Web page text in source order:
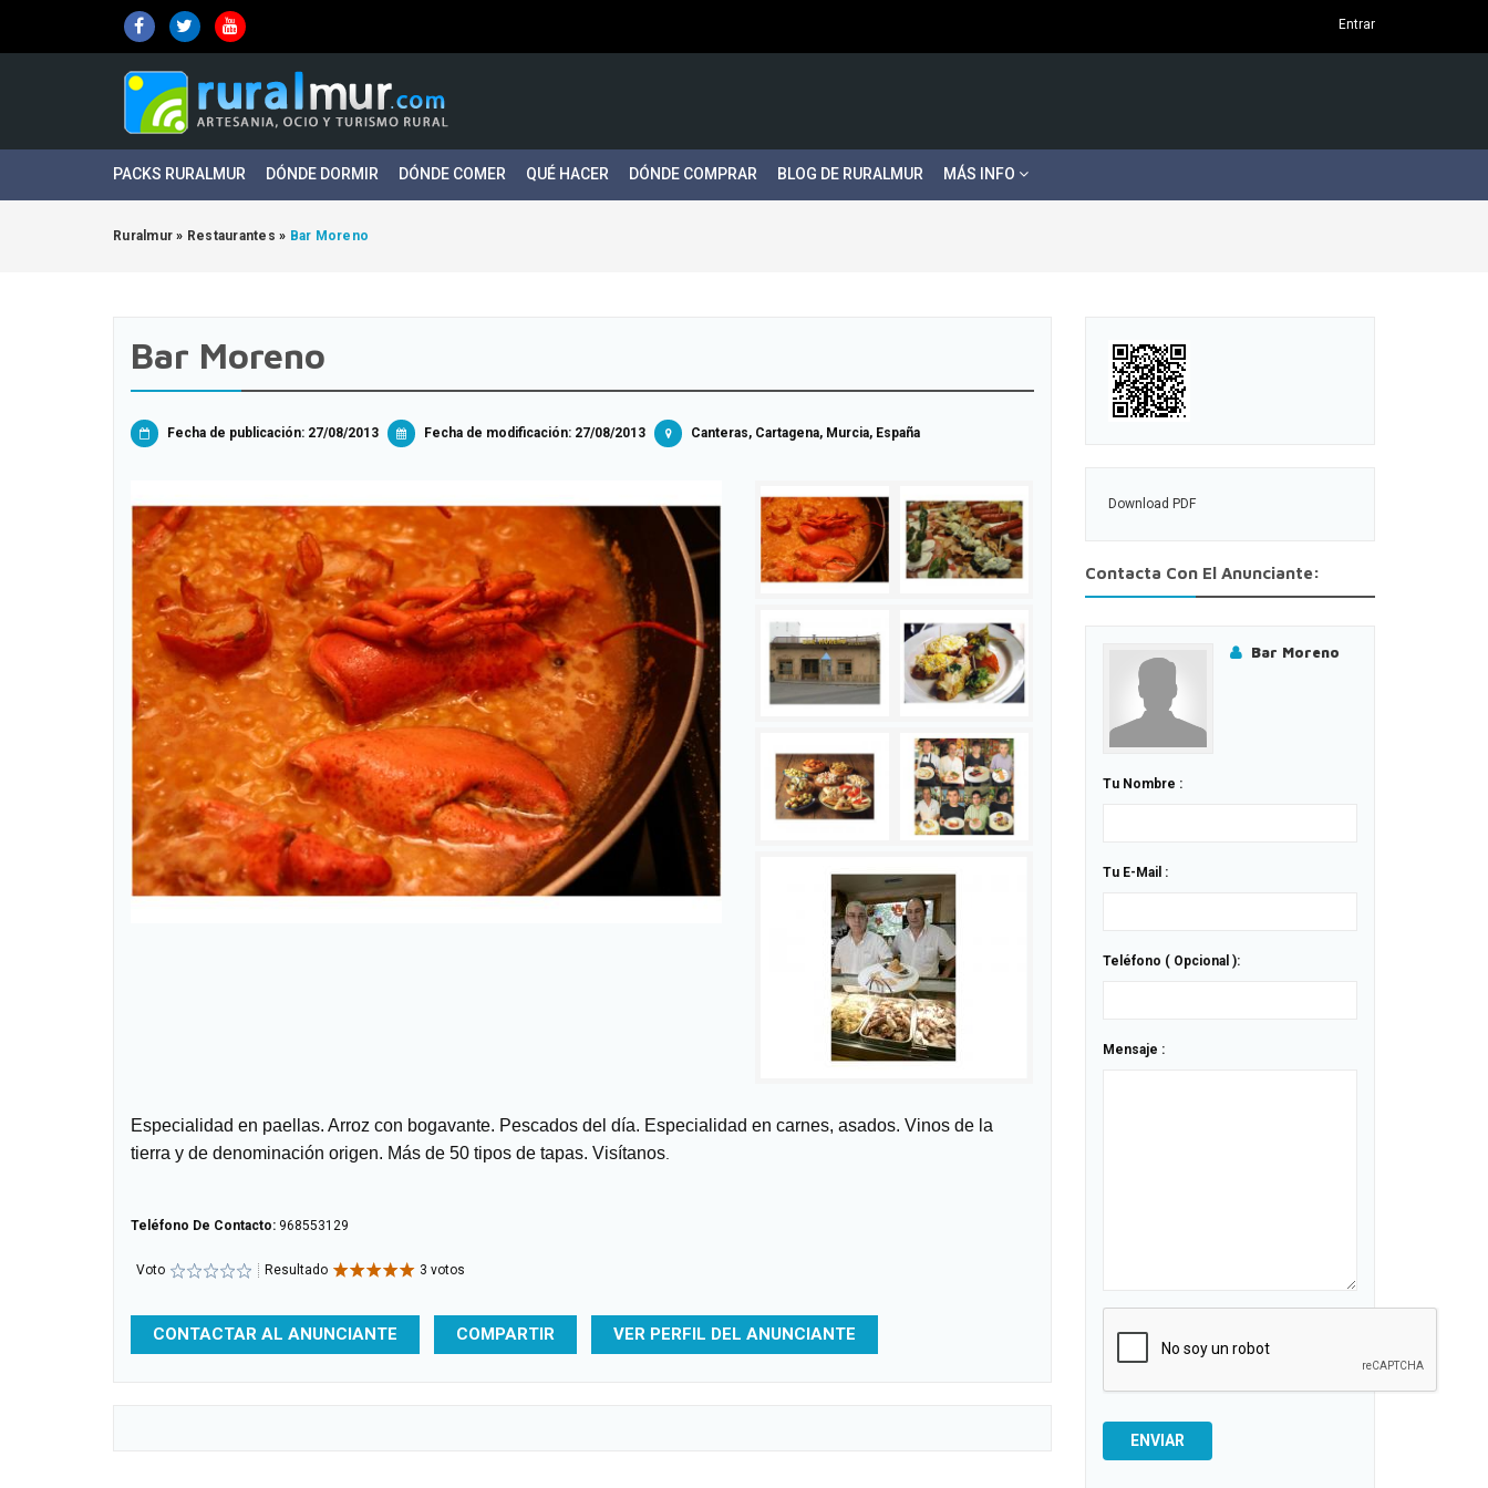
Entrar
PACKS RURALMUR DÓNDE DORMIR DÓNDE COMER QUÉ HACER DÓNDE COMPRAR BLOG DE RURALMUR MÁS INFO
Ruralmur » Restaurantes » Bar Moreno
Bar Moreno
Fecha de publicación: 27/08/2013 Fecha de modificación: 27/08/2013 Canteras, Cartagena, Murcia, España
Especialidad en paellas. Arroz con bogavante. Pescados del día. Especialidad en carnes, asados. Vinos de la
tierra y de denominación origen. Más de 50 tipos de tapas. Visítanos
Teléfono De Contacto: 968553129
Voto Resultado 3 votos
CONTACTAR AL ANUNCIANTE COMPARTIR VER PERFIL DEL ANUNCIANTE
Download PDF
Contacta Con El Anunciante:
Bar Moreno
Tu Nombre :
Tu E-Mail :
Teléfono ( Opcional ):
Mensaje :
ENVIAR